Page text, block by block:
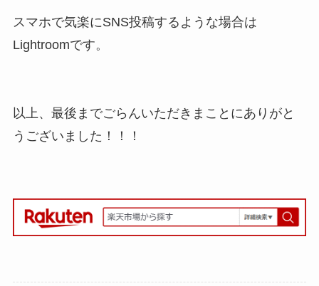
スマホで気楽にSNS投稿するような場合は
Lightroomです。
以上、最後までごらんいただきまことにありがと
うございました！！！